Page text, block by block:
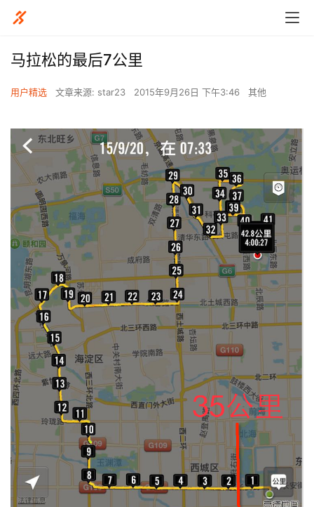
马拉松的最后7公里
用户精选 文章来源: star23 2015年9月26日 下午3:46 其他